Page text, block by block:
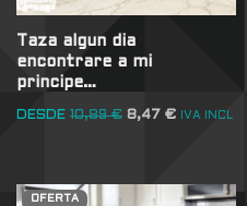
Taza algun dia
encontrare a mi
principe…
DESDE 10,89€ 8,47 € IVA INCL
OFERTA